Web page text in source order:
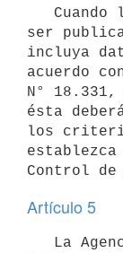
ser
incluya
acuerdo
N°
ésta
los
Artículo 5